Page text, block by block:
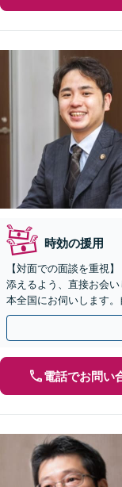
時効の援用
【対面での面談を重視
添えるよう、直接お会
本全国にお伺いします
など、借金のお悩みは
電話でお問い